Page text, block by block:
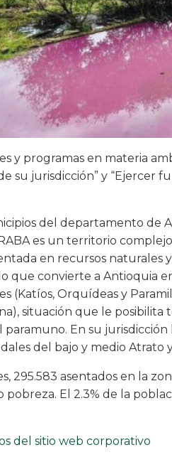
y programas en materia
jurisdicción” y “Ejercer
del departamento de
es un territorio
en recursos naturales
que convierte a Antioquia
(Katíos, Orquídeas y
situación que le
paramuno. En su
del bajo y medio Atrato
295.583 asentados en la
El 2.3% de la
del sitio web corporativo